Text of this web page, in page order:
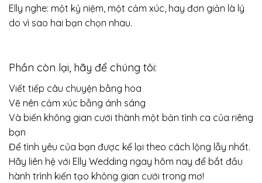
Elly nghe: một kỷ niệm, một cảm xúc, hay đơn giản là lý
do vì sao hai bạn chọn nhau.
Phần còn lại, hãy để chúng tôi:
Viết tiếp câu chuyện bằng hoa
Vẽ nên cảm xúc bằng ánh sáng
Và biến không gian cưới thành một bản tình ca của riêng
bạn
Để tình yêu của bạn được kể lại theo cách lộng lẫy nhất.
Hãy liên hệ với Elly Wedding ngay hôm nay để bắt đầu
hành trình kiến tạo không gian cưới trong mơ!